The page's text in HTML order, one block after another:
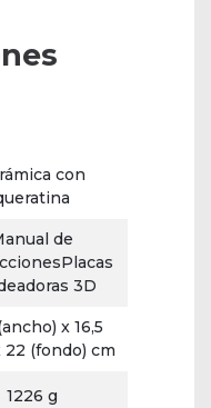
con
de
3D
x 16,5
22 (fondo) cm
1226 g